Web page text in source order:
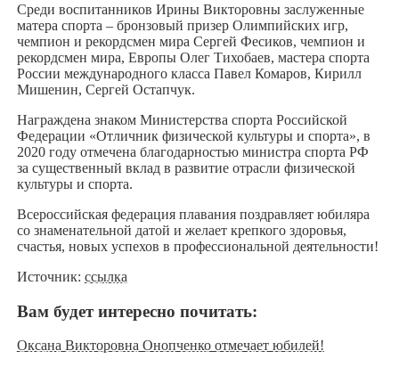
Среди воспитанников Ирины Викторовны заслуженные
матера спорта – бронзовый призер Олимпийских игр,
чемпион и рекордсмен мира Сергей Фесиков, чемпион и
рекордсмен мира, Европы Олег Тихобаев, мастера спорта
России международного класса Павел Комаров, Кирилл
Мишенин, Сергей Остапчук.
Награждена знаком Министерства спорта Российской
Федерации «Отличник физической культуры и спорта», в
2020 году отмечена благодарностью министра спорта РФ
за существенный вклад в развитие отрасли физической
культуры и спорта.
Всероссийская федерация плавания поздравляет юбиляра
со знаменательной датой и желает крепкого здоровья,
счастья, новых успехов в профессиональной деятельности!
Источник: ссылка
Вам будет интересно почитать:
Оксана Викторовна Онопченко отмечает юбилей!